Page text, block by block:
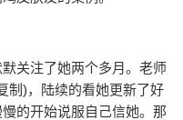
关注了她两个多月。老师
制)，陆续的看她更新了好
的开始说服自己信她。那